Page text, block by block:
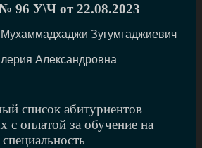
96 У\Ч от 22.08.2023
Зугумгаджиевич
Александровна
список абитуриентов
с оплатой за обучение на
специальность